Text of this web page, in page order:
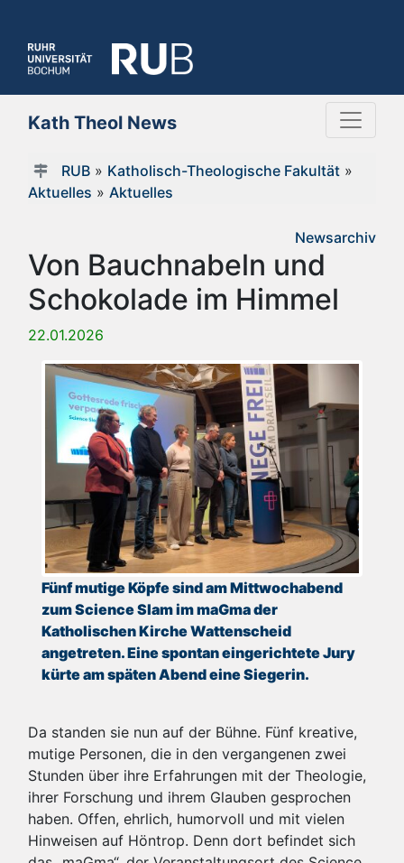
Kath Theol News
RUB» Katholisch-Theologische Fakultät»
Aktuelles » Aktuelles
Newsarchiv
Von Bauchnabeln und
Schokolade im Himmel
22.01.2026
Fünf mutige Köpfe sind am Mittwochabend
zum Science Slam im maGma der
Katholischen Kirche Wattenscheid
angetreten. Eine spontan eingerichtete Jury
kürte am späten Abend eine Siegerin.
Da standen sie nun auf der Bühne. Fünf kreative,
mutige Personen, die in den vergangenen zwei
Stunden über ihre Erfahrungen mit der Theologie,
ihrer Forschung und ihrem Glauben gesprochen
haben. Offen, ehrlich, humorvoll und mit vielen
Hinweisen auf Höntrop. Denn dort befindet sich